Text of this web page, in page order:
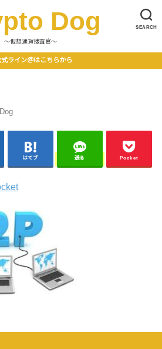
SEARCH
Dog
〜仮想通貨捜査官〜
式ライン＠はこちらから
はてブ 送る Pocket